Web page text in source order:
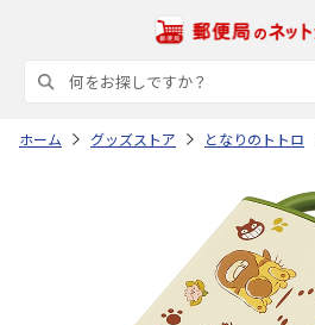
ホーム グッズストア となりのトトロ